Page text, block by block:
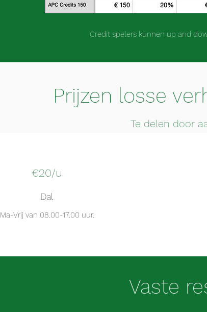
Credit spelers kunnen up and
Prijzen losse
Te delen door
€20/u
Dal
Ma-Vrij van 08.00-17.00 uur.
Vaste